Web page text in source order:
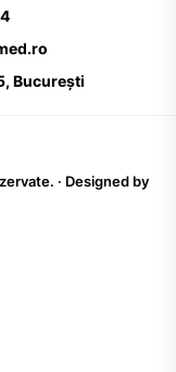
București
· Designed by